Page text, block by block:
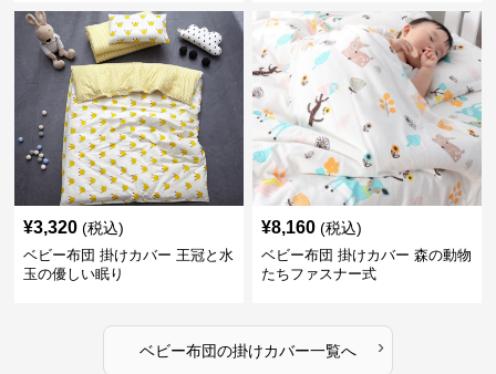
¥3,320 (税込)
ベビー布団 掛けカバー 王冠と水
玉の優しい眠り
¥8,160 (税込)
ベビー布団 掛けカバー 森の動物
たちファスナー式
ベビー布団の掛けカバー一覧へ ›